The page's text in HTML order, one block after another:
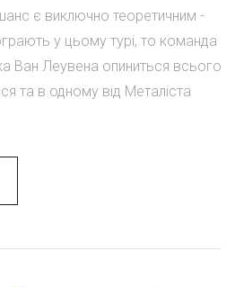
є виключно теоретичним -
у цьому турі, то команда
Ван Леувена опиниться всього
та в одному від Металіста